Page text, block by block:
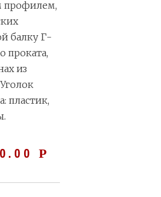
профилем,
балку Г-
проката,
из
пластик,
Р